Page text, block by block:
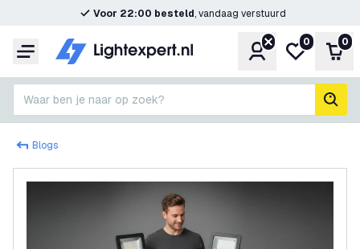
Voor 22:00 besteld, vandaag verstuurd
Menu Account
Mijn
0 0
Waar ben je naar op zoek?
Blogs